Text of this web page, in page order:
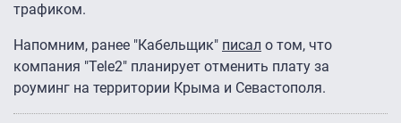
трафиком.
Напомним, ранее "Кабельщик" писал о том, что
компания "Tele2" планирует отменить плату за
роуминг на территории Крыма и Севастополя.